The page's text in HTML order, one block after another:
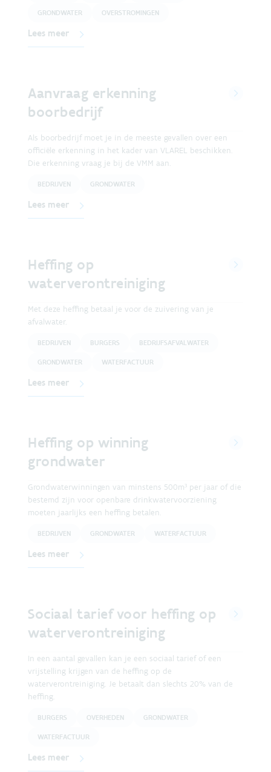
GRONDWATER OVERSTROMINGEN
Lees meer
Aanvraag erkenning
boorbedrijf
Als boorbedrijf moet je in de meeste gevallen over een
officiële erkenning in het kader van VLAREL beschikken.
Die erkenning vraag je bij de VMM aan.
BEDRIJVEN GRONDWATER
Lees meer
Heffing op
waterverontreiniging
Met deze heffing betaal je voor de zuivering van je
afvalwater.
BEDRIJVEN BURGERS BEDRIJFSAFVALWATER
GRONDWATER WATERFACTUUR
Lees meer
Heffing op winning
grondwater
Grondwaterwinningen van minstens 500m³ per jaar of die
bestemd zijn voor openbare drinkwatervoorziening
moeten jaarlijks een heffing betalen.
BEDRIJVEN GRONDWATER WATERFACTUUR
Lees meer
Sociaal tarief voor heffing op
waterverontreiniging
In een aantal gevallen kan je een sociaal tarief of een
vrijstelling krijgen van de heffing op de
waterverontreiniging. Je betaalt dan slechts 20% van de
heffing.
BURGERS OVERHEDEN GRONDWATER
WATERFACTUUR
Lees meer